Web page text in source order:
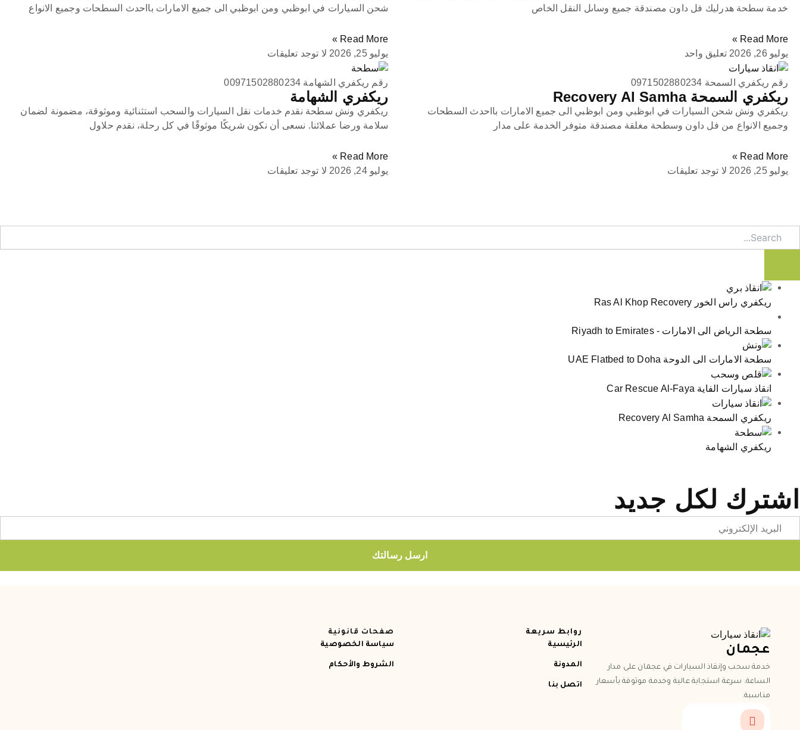
خدمة سطحة هدرليك فل داون مصندقة جميع وساىل النقل الخاص
Read More »
يوليو 26, 2026
تعليق واحد
شحن السيارات في ابوظبي ومن ابوظبي الى جميع الامارات بااحدث السطحات وجميع الانواع
Read More »
يوليو 25, 2026
لا توجد تعليقات
رقم ريكفري السمحة 0971502880234
ريكفري السمحة Recovery Al Samha
ريكفري ونش شحن السيارات في ابوظبي ومن ابوظبي الى جميع الامارات بااحدث السطحات
وجميع الانواع من فل داون وسطحة مغلقة مصندقة متوفر الخدمة على مدار
Read More »
يوليو 25, 2026
لا توجد تعليقات
رقم ريكفري الشهامة 00971502880234
ريكفري الشهامة
ريكفري ونش سطحة نقدم خدمات نقل السيارات والسحب استثنائية وموثوقة، مضمونة لضمان
سلامة ورضا عملائنا. نسعى أن نكون شريكًا موثوقًا في كل رحلة، نقدم حلاول
Read More »
يوليو 24, 2026
لا توجد تعليقات
ريكفري راس الخور Ras Al Khop Recovery
سطحة الرياض الى الامارات - Riyadh to Emirates
سطحة الامارات الى الدوحة UAE Flatbed to Doha
انقاذ سيارات الفاية Car Rescue Al-Faya
ريكفري السمحة Recovery Al Samha
ريكفري الشهامة
اشترك لكل جديد
ارسل رسالتك
عجمان
خدمة سحب وإنقاذ السيارات في عجمان على مدار
الساعة. سرعة استجابة عالية وخدمة موثوقة بأسعار
مناسبة.
روابط سريعة
الرئيسية
المدونة
اتصل بنا
صفحات قانونية
سياسة الخصوصية
الشروط والأحكام